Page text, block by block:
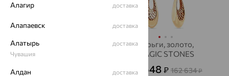
Серьги, золото,
от
Серьги, золото,
MAGIC STONES
58 548 ₽ 162 634₽
Алагир доставка
Алапаевск доставка
Алатырь
Чувашия
доставка
Алдан доставка